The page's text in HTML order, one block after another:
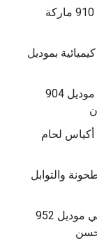
مكنة خلاط بودر لشركات الكيماويات موديل 910 ماركة
بموديل
‫ماكينه تعبئه حبوب وحبيبات نصف اوتوماتيك موديل 904
أكياس لحام
والتوابل
‫شرح ماكينة تعبئة تمر هندي بكيس لحام خلفي موديل 952